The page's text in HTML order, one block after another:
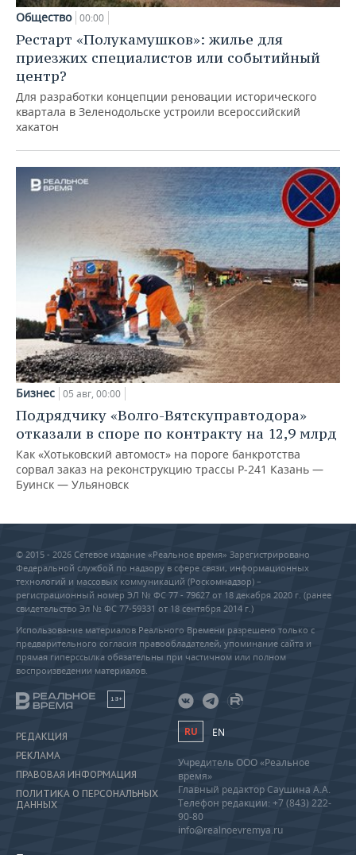
Общество 00:00
Рестарт «Полукамушков»: жилье для
приезжих специалистов или событийный
центр?
Для разработки концепции реновации исторического
квартала в Зеленодольске устроили всероссийский
хакатон
Бизнес 05 авг, 00:00
Подрядчику «Волго-Вятскуправтодора»
отказали в споре по контракту на 12,9 млрд
Как «Хотьковский автомост» на пороге банкротства
сорвал заказ на реконструкцию трассы Р‑241 Казань —
Буинск — Ульяновск
© 2015 - 2026 Сетевое издание «Реальное время» Зарегистрировано
Федеральной службой по надзору в сфере связи, информационных
технологий и массовых коммуникаций (Роскомнадзор) –
регистрационный номер ЭЛ № ФС 77 - 79627 от 18 декабря 2020 г. (ранее
свидетельство Эл № ФС 77-59331 от 18 сентября 2014 г.)
Использование материалов Реального Времени разрешено только с
предварительного согласия правообладателей, упоминание сайта и
прямая гиперссылка обязательны при частичном или полном
воспроизведении материалов.
18+
РЕДАКЦИЯ
РЕКЛАМА
ПРАВОВАЯ ИНФОРМАЦИЯ
ПОЛИТИКА О ПЕРСОНАЛЬНЫХ
ДАННЫХ
RU EN
Учредитель ООО «Реальное
время»
Главный редактор Саушина А.А.
Телефон редакции: +7 (843) 222-
90-80
info@realnoevremya.ru